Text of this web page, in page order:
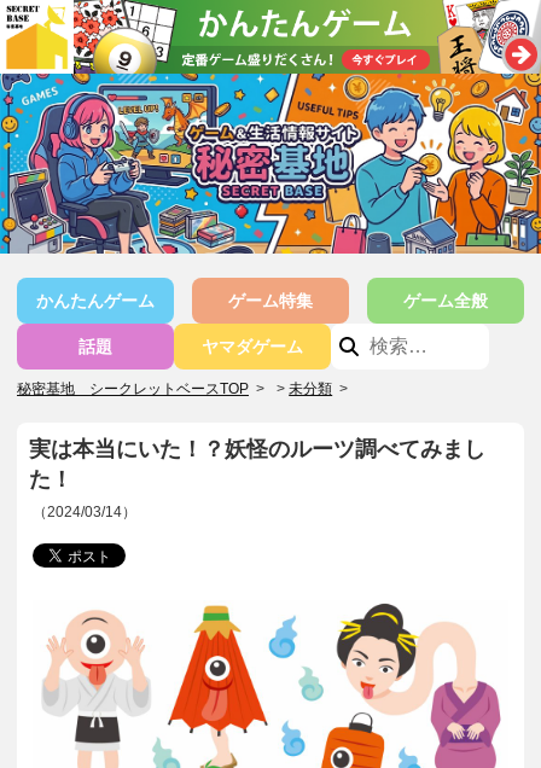
かんたんゲーム ゲーム特集 ゲーム全般
話題 ヤマダゲーム
秘密基地 シークレットベースTOP > 未分類 >
実は本当にいた！？妖怪のルーツ調べてみまし
た！
（2024/03/14）